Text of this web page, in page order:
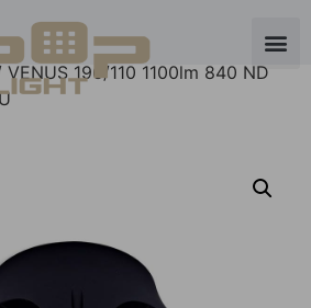
VENUS 196/110 1100lm 840 ND